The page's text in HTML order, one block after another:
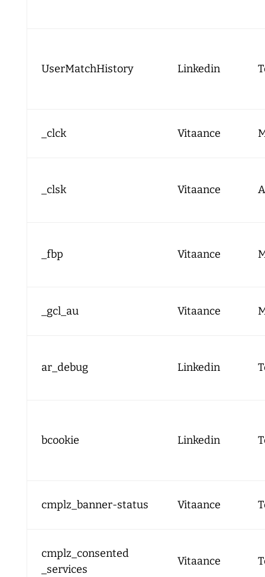
UserMatchHistory Linkedin
_clck Vitaance
_clsk Vitaance
_fbp Vitaance
_gcl_au Vitaance
ar_debug Linkedin
bcookie Linkedin
cmplz_banner-status Vitaance
cmplz_consented
_services
Vitaance